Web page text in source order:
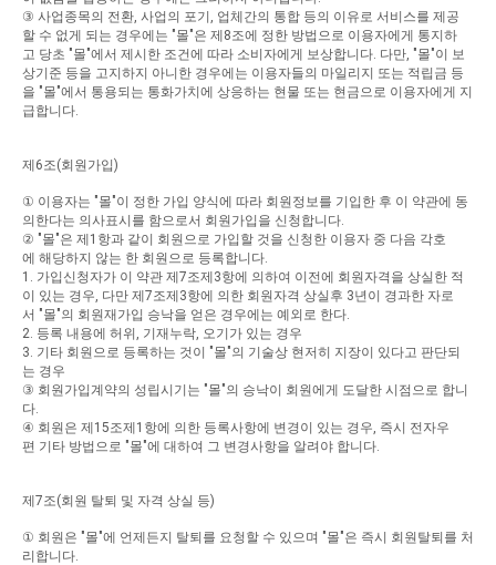
③ 사업종목의 전환 사업의 포기 업체간의 통합 등의 이유로 서비스를 제공
할 수 없게 되는 경우에는 "몰"은 제8조에 정한 방법으로 이용자에게 통지하
고 당초 "몰"에서 제시한 조건에 따라 소비자에게 보상합니다 다만 , "몰"이 보
상기준 등을 고지하지 아니한 경우에는 이용자들의 마일리지 또는 적립금 등
을 "몰"에서 통용되는 통화가치에 상응하는 현물 또는 현금으로 이용자에게 지
급합니다
제6조(회원가입)
① 이용자는 "몰"이 정한 가입 양식에 따라 회원정보를 기입한 후 이 약관에 동
의한다는 의사표시를 함으로서 회원가입을 신청합니다
② "몰"은 제1 항과 같이 회원으로 가입할 것을 신청한 이용자 중 다음 각호
에 해당하지 않는 한 회원으로 등록합니다
1. 가입신청자가 이 약관 제7조제3항에 의하여 이전에 회원자격을 상실한 적
이 있는 경우 다만 제7조제3항에 의한 회원자격 상실후 3년이 경과한 자로
서 "몰"의 회원재가입 승낙을 얻은 경우에는 예외로 한다
2. 등록 내용에 허위 기재누락 오기가 있는 경우
3. 기타 회원으로 등록하는 것이 "몰"의 기술상 현저히 지장이 있다고 판단되
는 경우
③ 회원가입계약의 성립시기는 "몰"의 승낙이 회원에게 도달한 시점으로 합니
다
④ 회원은 제15조제1 항에 의한 등록사항에 변경이 있는 경우 즉시 전자우
편 기타 방법으로 "몰"에 대하여 그 변경사항을 알려야 합니다
제7조(회원 탈퇴 및 자격 상실 등)
① 회원은 "몰"에 언제든지 탈퇴를 요청할 수 있으며 "몰"은 즉시 회원탈퇴를 처
리합니다